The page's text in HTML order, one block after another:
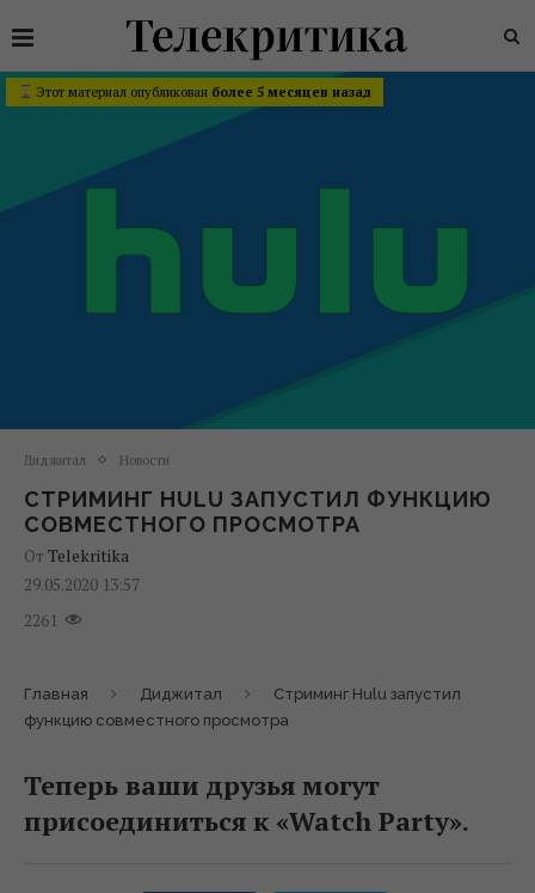
Этот материал опубликован более 5 месяцев назад
Диджитал Новости
СТРИМИНГ HULU ЗАПУСТИЛ ФУНКЦИЮ
СОВМЕСТНОГО ПРОСМОТРА
От Telekritika
29.05.2020 13:57
2261
Главная Диджитал
Стриминг Hulu запустил
функцию совместного просмотра
Теперь ваши друзья могут
присоединиться к «Watch Party».